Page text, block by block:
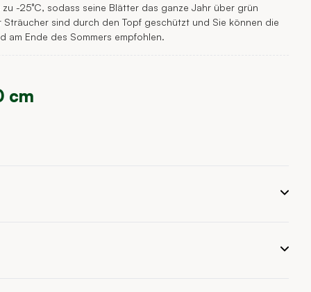
-25°C, sodass seine Blätter das ganze Jahr über grün
sind durch den Topf geschützt und Sie können die
am Ende des Sommers empfohlen.
cm